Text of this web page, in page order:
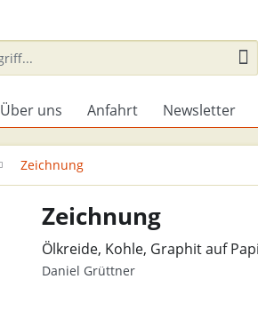
Über uns Anfahrt Newsletter
Zeichnung
Zeichnung
Ölkreide, Kohle, Graphit auf
Daniel Grüttner